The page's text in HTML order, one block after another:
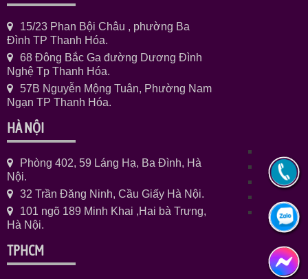
15/23 Phan Bội Châu , phường Ba
Đình TP Thanh Hóa.
68 Đông Bắc Ga đường Dương Đình
Nghệ Tp Thanh Hóa.
57B Nguyễn Mộng Tuân, Phường Nam
Ngạn TP Thanh Hóa.
HÀ NỘI
Phòng 402, 59 Láng Hạ, Ba Đình, Hà
Nội.
32 Trần Đăng Ninh, Cầu Giấy Hà Nội.
101 ngõ 189 Minh Khai ,Hai bà Trưng,
Hà Nội.
TPHCM